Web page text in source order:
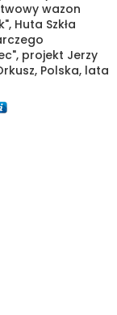
wazon
Huta Szkła
projekt Jerzy
Polska, lata